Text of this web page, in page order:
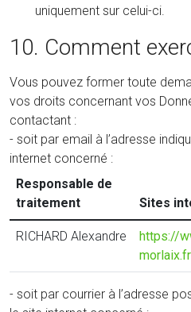
uniquement sur celui-ci.
10. Comment
Vous pouvez former toute
vos droits concernant vos
contactant :
- soit par email à l’adresse
internet concerné :
Responsable de
traitement
Sites
RICHARD Alexandre
https://
morlaix.fr
- soit par courrier à l’adresse